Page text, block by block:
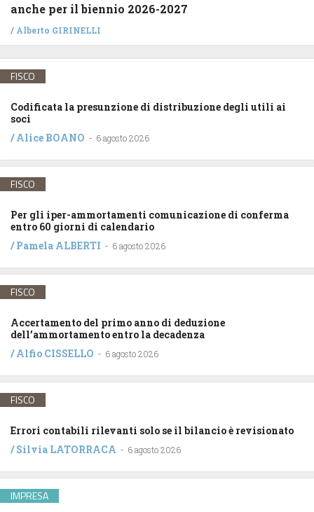
anche per il biennio 2026-2027
/ Alberto GIRINELLI
FISCO
Codificata la presunzione di distribuzione degli utili ai
soci
/Alice BOANO - 6 agosto 2026
FISCO
Per gli iper-ammortamenti comunicazione di conferma
entro 60 giorni di calendario
/Pamela ALBERTI - 6 agosto 2026
FISCO
Accertamento del primo anno di deduzione
dell’ammortamento entro la decadenza
/Alfio CISSELLO - 6 agosto 2026
FISCO
Errori contabili rilevanti solo se il bilancio è revisionato
/Silvia LATORRACA - 6 agosto 2026
IMPRESA